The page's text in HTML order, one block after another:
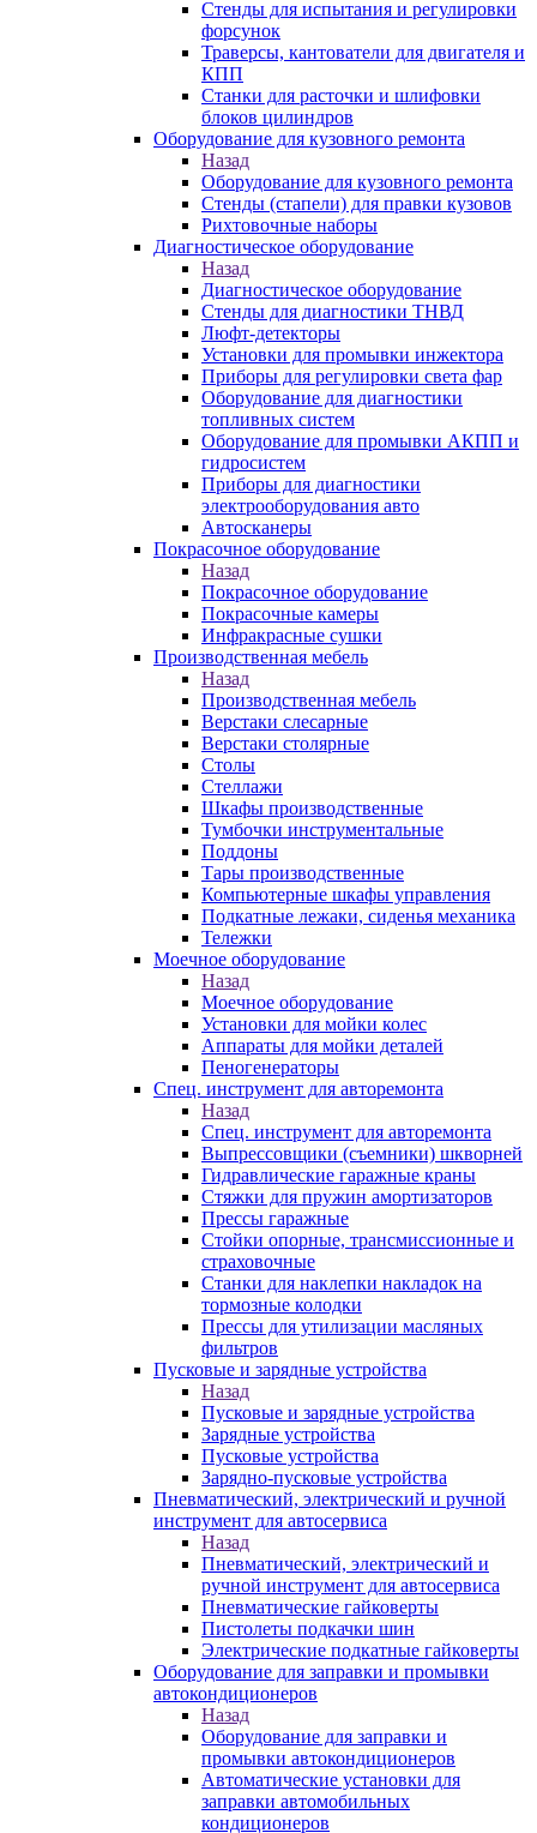
Стенды для испытания и регулировки
форсунок
Траверсы, кантователи для двигателя и
КПП
Станки для расточки и шлифовки
блоков цилиндров
Оборудование для кузовного ремонта
Назад
Оборудование для кузовного ремонта
Стенды (стапели) для правки кузовов
Рихтовочные наборы
Диагностическое оборудование
Назад
Диагностическое оборудование
Стенды для диагностики ТНВД
Люфт-детекторы
Установки для промывки инжектора
Приборы для регулировки света фар
Оборудование для диагностики
топливных систем
Оборудование для промывки АКПП и
гидросистем
Приборы для диагностики
электрооборудования авто
Автосканеры
Покрасочное оборудование
Назад
Покрасочное оборудование
Покрасочные камеры
Инфракрасные сушки
Производственная мебель
Назад
Производственная мебель
Верстаки слесарные
Верстаки столярные
Столы
Стеллажи
Шкафы производственные
Тумбочки инструментальные
Поддоны
Тары производственные
Компьютерные шкафы управления
Подкатные лежаки, сиденья механика
Тележки
Моечное оборудование
Назад
Моечное оборудование
Установки для мойки колес
Аппараты для мойки деталей
Пеногенераторы
Спец. инструмент для авторемонта
Назад
Спец. инструмент для авторемонта
Выпрессовщики (съемники) шкворней
Гидравлические гаражные краны
Стяжки для пружин амортизаторов
Прессы гаражные
Стойки опорные, трансмиссионные и
страховочные
Станки для наклепки накладок на
тормозные колодки
Прессы для утилизации масляных
фильтров
Пусковые и зарядные устройства
Назад
Пусковые и зарядные устройства
Зарядные устройства
Пусковые устройства
Зарядно-пусковые устройства
Пневматический, электрический и ручной
инструмент для автосервиса
Назад
Пневматический, электрический и
ручной инструмент для автосервиса
Пневматические гайковерты
Пистолеты подкачки шин
Электрические подкатные гайковерты
Оборудование для заправки и промывки
автокондиционеров
Назад
Оборудование для заправки и
промывки автокондиционеров
Автоматические установки для
заправки автомобильных
кондиционеров